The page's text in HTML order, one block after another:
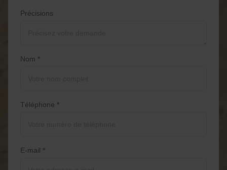
Précisions
Nom *
Téléphone *
E-mail *